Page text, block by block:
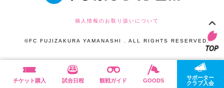
個人情報のお取り扱いについて
©FC FUJIZAKURA YAMANASHI . ALL RIGHTS RESERVED.
チケット購入 試合日程 観戦ガイド GOODS
サポーター
クラブ入会